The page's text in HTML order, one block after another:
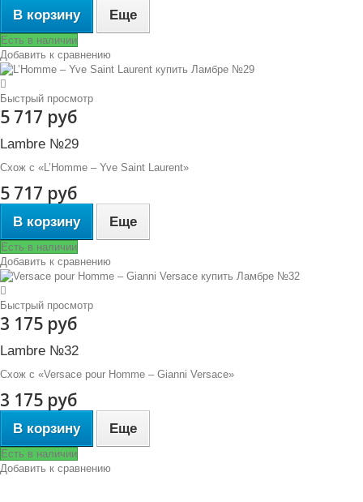
В корзину Еще
Есть в наличии
Добавить к сравнению
Быстрый просмотр
5 717 руб
Lambre №29
Схож с «L’Homme – Yve Saint Laurent»
5 717 руб
В корзину Еще
Есть в наличии
Добавить к сравнению
Быстрый просмотр
3 175 руб
Lambre №32
Схож с «Versace pour Homme – Gianni Versace»
3 175 руб
В корзину Еще
Есть в наличии
Добавить к сравнению